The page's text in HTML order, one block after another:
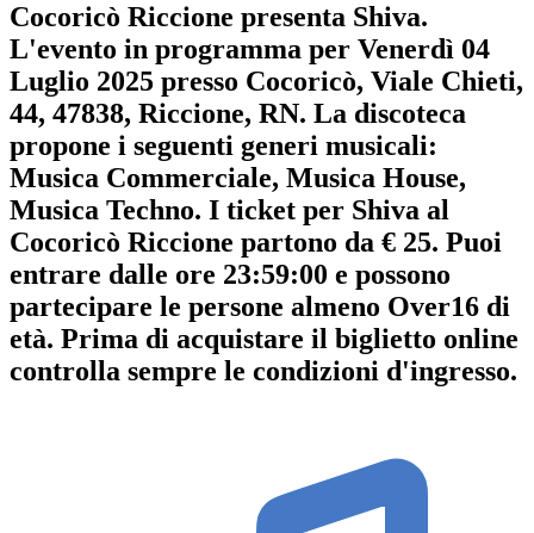
Cocoricò Riccione presenta Shiva.
L'evento in programma per Venerdì 04
Luglio 2025 presso Cocoricò, Viale Chieti,
44, 47838, Riccione, RN. La discoteca
propone i seguenti generi musicali:
Musica Commerciale, Musica House,
Musica Techno. I ticket per Shiva al
Cocoricò Riccione partono da € 25. Puoi
entrare dalle ore 23:59:00 e possono
partecipare le persone almeno Over16 di
età. Prima di acquistare il biglietto online
controlla sempre le condizioni d'ingresso.